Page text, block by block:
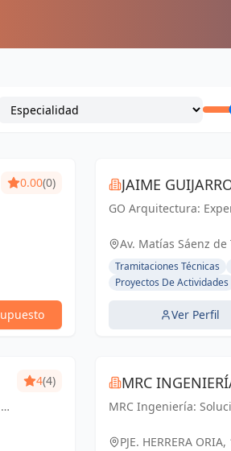
0.00(0) JAIME
GO Arquitectura:
Con Seriedad,
como pilares,
Av. Matías Sáenz
Tramitaciones Técnicas
Proyectos De Actividades
Ver Perfil
4(4) MRC
MRC Ingeniería:
y toda Andalucía.
PJE. HERRERA